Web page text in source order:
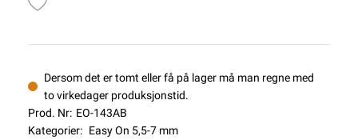
Dersom det er tomt eller få på lager må man regne med
to virkedager produksjonstid.
Prod. Nr: EO-143AB
Kategorier: Easy On 5,5-7 mm